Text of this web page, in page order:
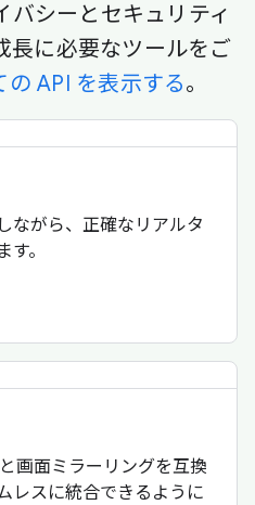
バシーとセキュリティ
長に必要なツールをご
の API を表示する。
ながら、正確なリアルタ
。
画面ミラーリングを互換
レスに統合できるように